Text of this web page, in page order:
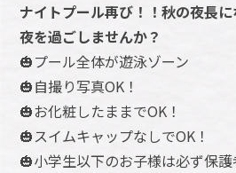
ナイトプール再び！！秋の夜長
夜を過ごしませんか？
🎃プール全体が遊泳ゾーン
🎃自撮り写真OK！
🎃お化粧したままでOK！
🎃スイムキャップなしでOK！
🎃小学生以下のお子様は必ず保